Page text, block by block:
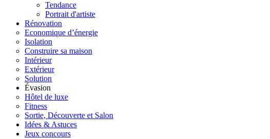
Tendance
Portrait d'artiste
Rénovation
Economique d’énergie
Isolation
Construire sa maison
Intérieur
Extérieur
Solution
Évasion
Hôtel de luxe
Fitness
Sortie, Découverte et Salon
Idées & Astuces
Jeux concours